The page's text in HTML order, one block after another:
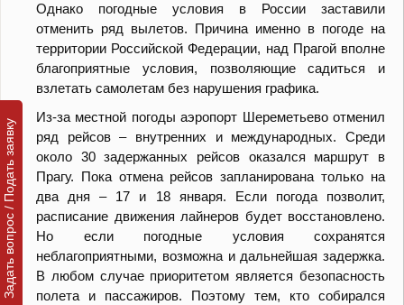
Однако погодные условия в России заставили
отменить ряд вылетов. Причина именно в погоде на
территории Российской Федерации, над Прагой вполне
благоприятные условия, позволяющие садиться и
взлетать самолетам без нарушения графика.
Из-за местной погоды аэропорт Шереметьево отменил
ряд рейсов – внутренних и международных. Среди
около 30 задержанных рейсов оказался маршрут в
Прагу. Пока отмена рейсов запланирована только на
два дня – 17 и 18 января. Если погода позволит,
расписание движения лайнеров будет восстановлено.
Но если погодные условия сохранятся
неблагоприятными, возможна и дальнейшая задержка.
В любом случае приоритетом является безопасность
полета и пассажиров. Поэтому тем, кто собирался
Задать вопрос / Подать заявку